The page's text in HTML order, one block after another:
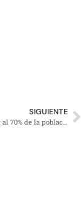
SIGUIENTE
El objetivo de líderes del G20 es vacunar al 70% de la población del mundo para 2022